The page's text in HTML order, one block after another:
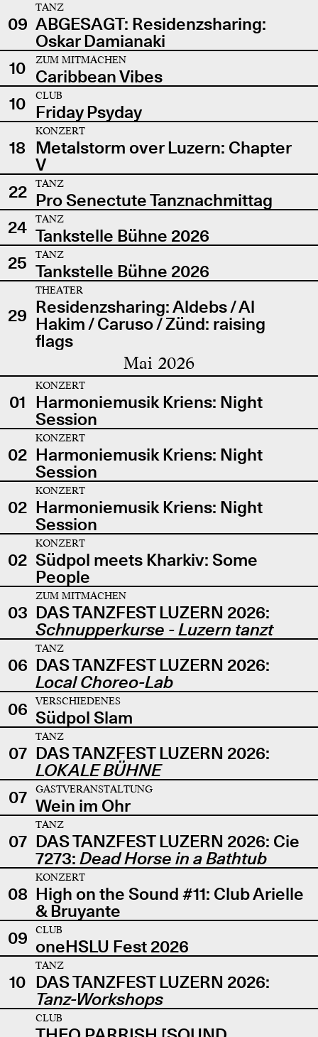
09
TANZ
ABGESAGT: Residenzsharing:
Oskar Damianaki
10
ZUM MITMACHEN
Caribbean Vibes
10
CLUB
Friday Psyday
18
KONZERT
Metalstorm over Luzern: Chapter
V
22
TANZ
Pro Senectute Tanznachmittag
24
TANZ
Tankstelle Bühne 2026
25
TANZ
Tankstelle Bühne 2026
29
THEATER
Residenzsharing: Aldebs / Al
Hakim / Caruso / Zünd: raising
flags
Mai 2026
01
KONZERT
Harmoniemusik Kriens: Night
Session
02
KONZERT
Harmoniemusik Kriens: Night
Session
02
KONZERT
Harmoniemusik Kriens: Night
Session
02
KONZERT
Südpol meets Kharkiv: Some
People
03
ZUM MITMACHEN
DAS TANZFEST LUZERN 2026:
Schnupperkurse - Luzern tanzt
06
TANZ
DAS TANZFEST LUZERN 2026:
Local Choreo-Lab
06
VERSCHIEDENES
Südpol Slam
07
TANZ
DAS TANZFEST LUZERN 2026:
LOKALE BÜHNE
07
GASTVERANSTALTUNG
Wein im Ohr
07
TANZ
DAS TANZFEST LUZERN 2026: Cie
7273: Dead Horse in a Bathtub
08
KONZERT
High on the Sound #11: Club Arielle
& Bruyante
09
CLUB
oneHSLU Fest 2026
10
TANZ
DAS TANZFEST LUZERN 2026:
Tanz-Workshops
CLUB